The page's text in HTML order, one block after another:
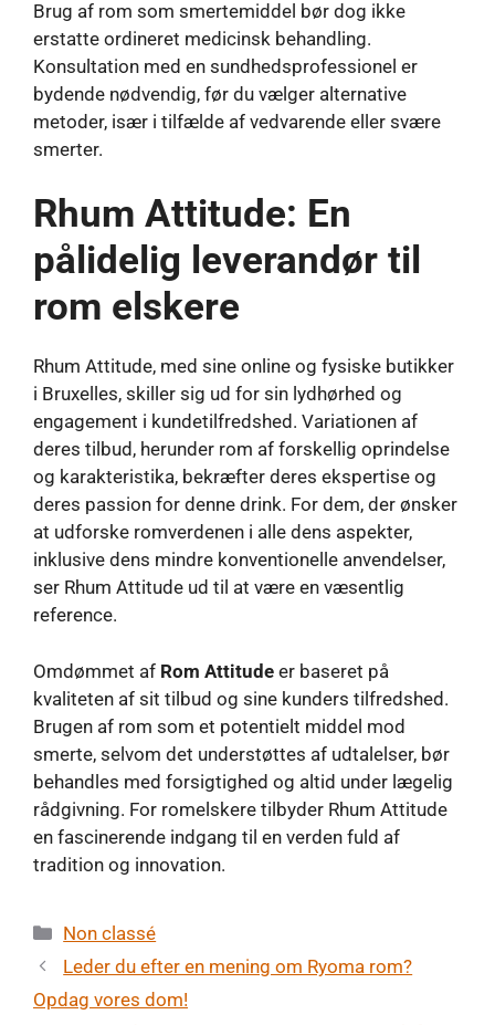
Brug af rom som smertemiddel bør dog ikke
erstatte ordineret medicinsk behandling.
Konsultation med en sundhedsprofessionel er
bydende nødvendig, før du vælger alternative
metoder, især i tilfælde af vedvarende eller svære
smerter.
Rhum Attitude: En
pålidelig leverandør til
rom elskere
Rhum Attitude, med sine online og fysiske butikker
i Bruxelles, skiller sig ud for sin lydhørhed og
engagement i kundetilfredshed. Variationen af ​​
deres tilbud, herunder rom af forskellig oprindelse
og karakteristika, bekræfter deres ekspertise og
deres passion for denne drink. For dem, der ønsker
at udforske romverdenen i alle dens aspekter,
inklusive dens mindre konventionelle anvendelser,
ser Rhum Attitude ud til at være en væsentlig
reference.
Omdømmet af Rom Attitude er baseret på
kvaliteten af ​​sit tilbud og sine kunders tilfredshed.
Brugen af ​​rom som et potentielt middel mod
smerte, selvom det understøttes af udtalelser, bør
behandles med forsigtighed og altid under lægelig
rådgivning. For romelskere tilbyder Rhum Attitude
en fascinerende indgang til en verden fuld af
tradition og innovation.
Kategorier
Non classé
Leder du efter en mening om Ryoma rom?
Opdag vores dom!